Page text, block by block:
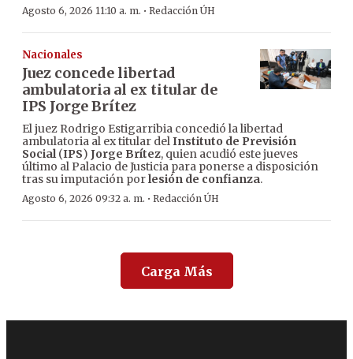
Agosto 6, 2026 11:10 a. m. · Redacción ÚH
Nacionales
Juez concede libertad
ambulatoria al ex titular de
IPS Jorge Brítez
El juez Rodrigo Estigarribia concedió la libertad
ambulatoria al ex titular delInstituto de Previsión
Social(IPS) Jorge Brítez, quien acudió este jueves
último al Palacio de Justicia para ponerse a disposición
tras su imputación porlesión de confianza.
Agosto 6, 2026 09:32 a. m. · Redacción ÚH
Carga Más